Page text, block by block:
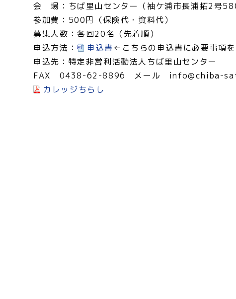
会 場：ちば里山センター（袖ケ浦市長浦拓2号
参加費：500円（保険代・資料代）
募集人数：各回20名（先着順）
申込方法：
申込書←こちらの申込書に必要事項
申込先：特定非営利活動法人ちば里山センター
FAX 0438-62-8896 メール info@chiba-
カレッジちらし